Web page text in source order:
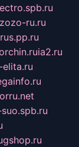
ru.ru
ia2.ru